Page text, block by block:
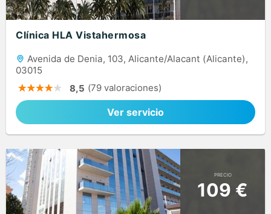
Clínica HLA Vistahermosa
Avenida de Denia, 103, Alicante/Alacant (Alicante),
03015
8,5 (79 valoraciones)
Ver servicio
PRECIO
109 €